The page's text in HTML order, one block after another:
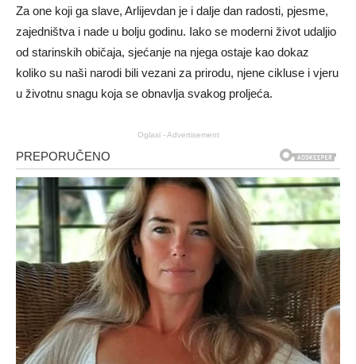
Za one koji ga slave, Arlijevdan je i dalje dan radosti, pjesme,
zajedništva i nade u bolju godinu. Iako se moderni život udaljio
od starinskih običaja, sjećanje na njega ostaje kao dokaz
koliko su naši narodi bili vezani za prirodu, njene cikluse i vjeru
u životnu snagu koja se obnavlja svakog proljeća.
Oglasi - Advertisement